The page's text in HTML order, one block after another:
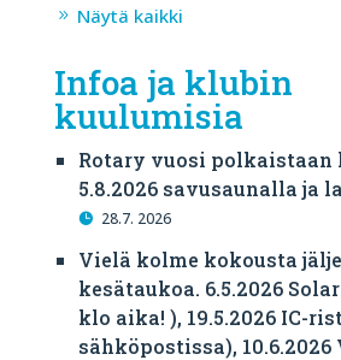
Näytä kaikki
Infoa ja klubin
kuulumisia
Rotary vuosi
5.8.2026 savusaunalla ja
28.7. 2026
Vielä kolme kokousta
kesätaukoa. 6.5.2026
klo aika! ), 19.5.2026 IC-
sähköpostissa),